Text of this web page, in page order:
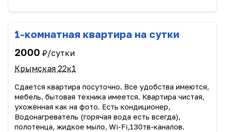
1-комнатная квартира на сутки
2000 ₽/сутки
Крымская 22к1
Сдается квартира посуточно. Все удобства имеются,
мебель, бытовая техника имеется. Квартира чистая,
ухоженная как на фото. Есть кондиционер,
Водонагреватель (горячая вода есть всегда),
полотенца, жидкое мыло, Wi-Fi,130тв-каналов.